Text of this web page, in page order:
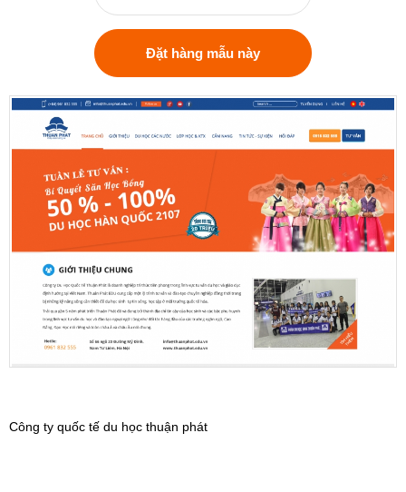
Đặt hàng mẫu này
Công ty quốc tế du học thuận phát